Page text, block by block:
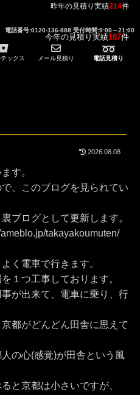
昨年の見積り実績214件
今年の見積り実績187件
電話番号:0120-136-888 受付時間:9:00～21:00
ックス メール見積り 電話見積り
2026.08.08
す。
、このブログを見られてい
ブログとして更新します。
takayakoumuten/
く電車で行きます。
１つ工事しております。
が出来て、電車に乗り、行
都がどんどん田舎に思えて
の心(感覚)が田舎という風
と京都は小さいですが、